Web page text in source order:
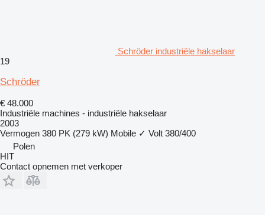
Schröder industriële hakselaar
19
Schröder
€ 48.000
Industriële machines - industriële hakselaar
2003
Vermogen 380 PK (279 kW) Mobile ✓ Volt 380/400
Polen
HIT
Contact opnemen met verkoper